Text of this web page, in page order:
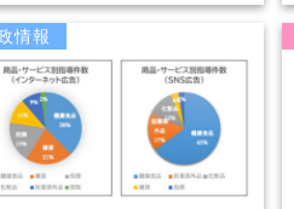
情報